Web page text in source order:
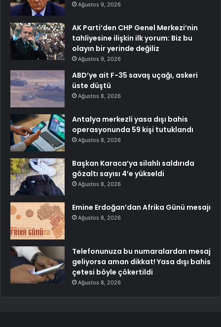
Ağustos 9, 2026
AK Parti’den CHP Genel Merkezi’nin
tahliyesine ilişkin ilk yorum: Biz bu
olayın bir yerinde değiliz
Ağustos 9, 2026
ABD’ye ait F-35 savaş uçağı, askeri
üste düştü
Ağustos 8, 2026
Antalya merkezli yasa dışı bahis
operasyonunda 59 kişi tutuklandı
Ağustos 8, 2026
Başkan Karaca’ya silahlı saldırıda
gözaltı sayısı 4’e yükseldi
Ağustos 8, 2026
Emine Erdoğan’dan Afrika Günü mesajı
Ağustos 8, 2026
Telefonunuza bu numaralardan mesaj
geliyorsa aman dikkat! Yasa dışı bahis
çetesi böyle çökertildi
Ağustos 8, 2026